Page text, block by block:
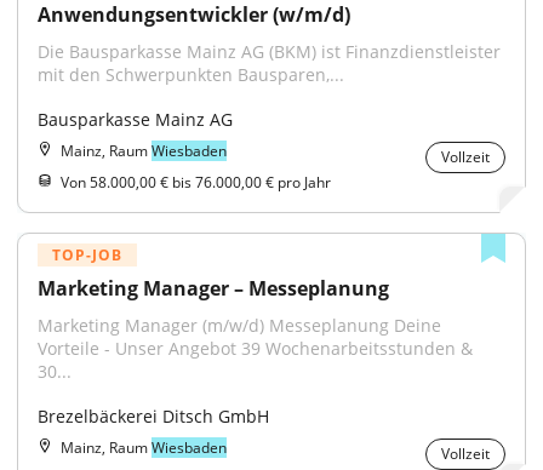
Anwendungsentwickler (w/m/d)
Die Bausparkasse Mainz AG (BKM) ist Finanzdienstleister
mit den Schwerpunkten Bausparen,...
Bausparkasse Mainz AG
Mainz, RaumWiesbaden
Vollzeit
Von 58.000,00 € bis 76.000,00 € pro Jahr
TOP-JOB
Marketing Manager – Messeplanung
Marketing Manager (m/w/d) Messeplanung Deine
Vorteile - Unser Angebot 39 Wochenarbeitsstunden &
30...
Brezelbäckerei Ditsch GmbH
Mainz, RaumWiesbaden Vollzeit